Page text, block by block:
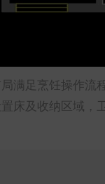
满足烹饪操作
床及收纳区域，